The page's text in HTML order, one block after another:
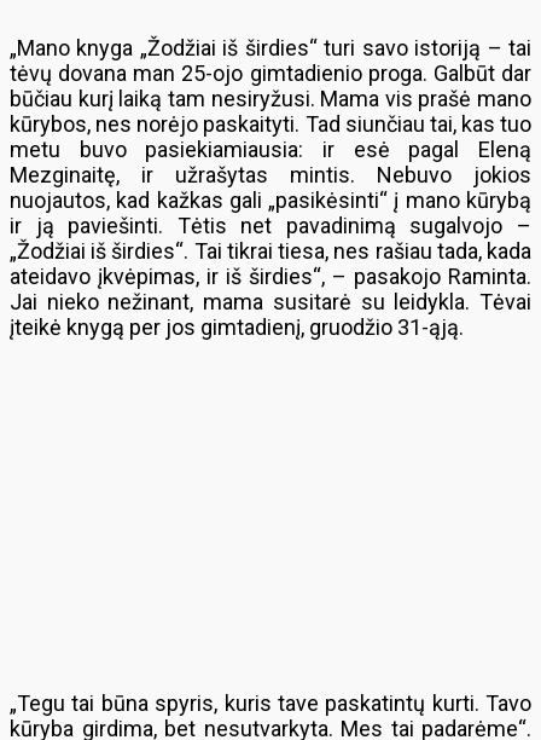
„Mano knyga „Žodžiai iš širdies“ turi savo istoriją – tai
tėvų dovana man 25-ojo gimtadienio proga. Galbūt dar
būčiau kurį laiką tam nesiryžusi. Mama vis prašė mano
kūrybos, nes norėjo paskaityti. Tad siunčiau tai, kas tuo
metu buvo pasiekiamiausia: ir esė pagal Eleną
Mezginaitę, ir užrašytas mintis. Nebuvo jokios
nuojautos, kad kažkas gali „pasikėsinti“ į mano kūrybą
ir ją paviešinti. Tėtis net pavadinimą sugalvojo –
„Žodžiai iš širdies“. Tai tikrai tiesa, nes rašiau tada, kada
ateidavo įkvėpimas, ir iš širdies“, – pasakojo Raminta.
Jai nieko nežinant, mama susitarė su leidykla. Tėvai
įteikė knygą per jos gimtadienį, gruodžio 31-ąją.
„Tegu tai būna spyris, kuris tave paskatintų kurti. Tavo
kūryba girdima, bet nesutvarkyta. Mes tai padarėme“.